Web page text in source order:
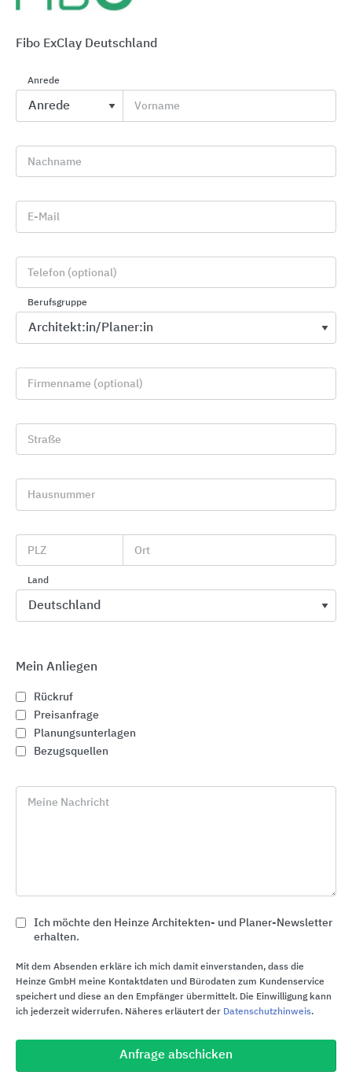
Moderne Tondachziegel
GRÖMO Dachentwässerungszubehör
GRÖMO
Fibo ExClay Deutschland
Anrede
Vorname
Nachname
E-Mail
Telefon (optional)
Berufsgruppe
Firmenname (optional)
Straße
Hausnummer
PLZ Ort
Land
Mein Anliegen
Rückruf
Preisanfrage
Planungsunterlagen
Bezugsquellen
Meine Nachricht
Ich möchte den Heinze Architekten- und Planer-Newsletter
erhalten.
Mit dem Absenden erkläre ich mich damit einverstanden, dass die
Heinze GmbH meine Kontaktdaten und Bürodaten zum Kundenservice
speichert und diese an den Empfänger übermittelt. Die Einwilligung kann
ich jederzeit widerrufen. Näheres erläutert der Datenschutzhinweis.
Anfrage abschicken